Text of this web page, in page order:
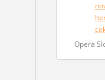
Opera